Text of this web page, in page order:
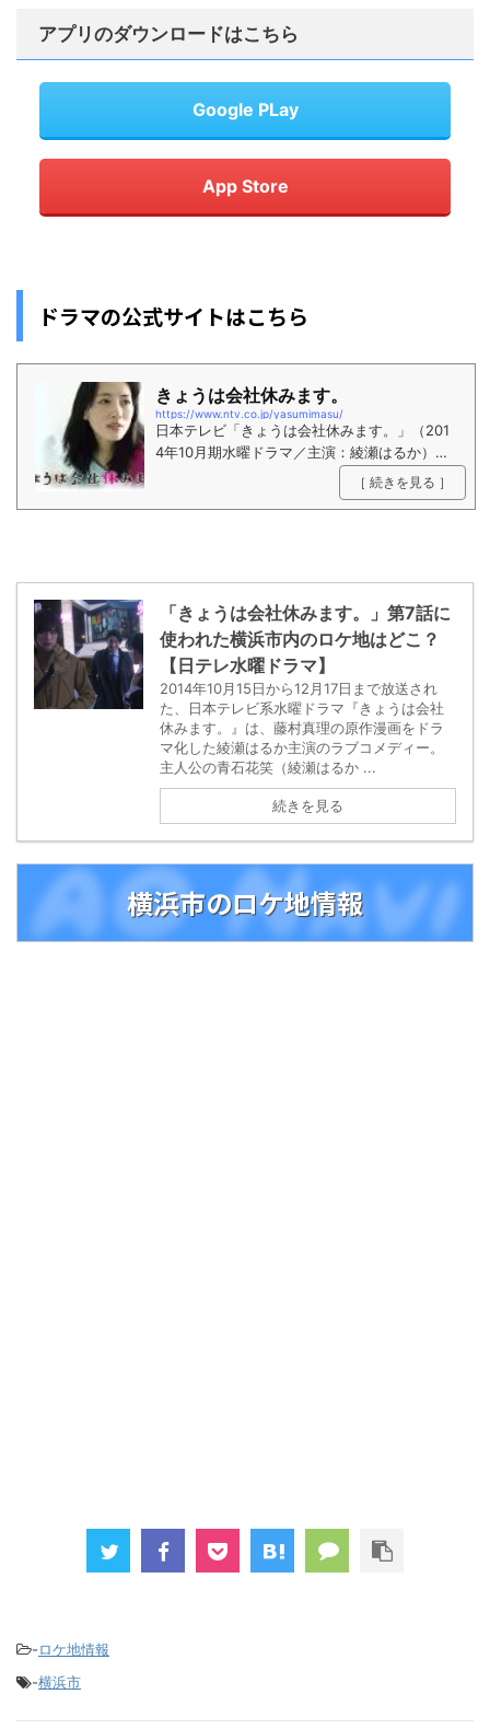
アプリのダウンロードはこちら
Google PLay
App Store
ドラマの公式サイトはこちら
きょうは会社休みます。
https://www.ntv.co.jp/yasumimasu/
日本テレビ「きょうは会社休みます。」（201
4年10月期水曜ドラマ／主演：綾瀬はるか）公
［ 続きを見る ］
「きょうは会社休みます。」第7話に
使われた横浜市内のロケ地はどこ？
【日テレ水曜ドラマ】
2014年10月15日から12月17日まで放送され
た、日本テレビ系水曜ドラマ『きょうは会社
休みます。』は、藤村真理の原作漫画をドラ
マ化した綾瀬はるか主演のラブコメディー。
主人公の青石花笑（綾瀬はるか ...
続きを見る
横浜市のロケ地情報
-ロケ地情報
-横浜市